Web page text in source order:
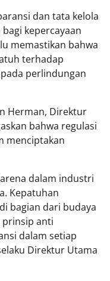
dan tata kelola
kepercayaan
memastikan bahwa
terhadap
perlindungan
Herman, Direktur
bahwa regulasi
menciptakan
dalam industri
Kepatuhan
bagian dari budaya
prinsip anti
dalam setiap
Direktur Utama